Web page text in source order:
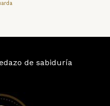
de sabiduría